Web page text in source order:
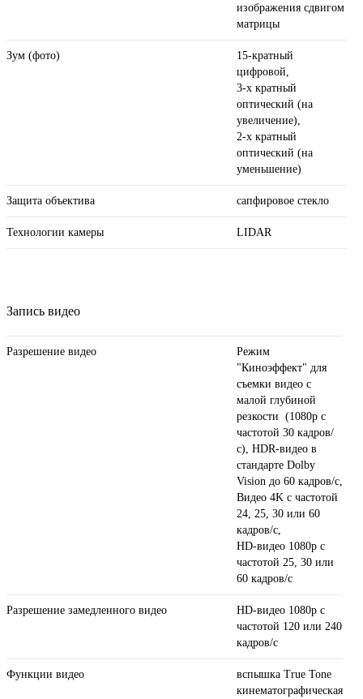
изображения сдвигом
матрицы
Зум (фото)
15-кратный
цифровой,
3-х кратный
оптический (на
увеличение),
2-х кратный
оптический (на
уменьшение)
Защита объектива сапфировое стекло
Технологии камеры LIDAR
Запись видео
Разрешение видео
Режим
"Киноэффект" для
съемки видео с
малой глубиной
резкости (1080p с
частотой 30 кадров/
с), HDR‑видео в
стандарте Dolby
Vision до 60 кадров/ с,
Видео 4K с частотой
24, 25, 30 или 60
кадров/ с,
HD-видео 1080p с
частотой 25, 30 или
60 кадров/ с
Разрешение замедленного видео
HD-видео 1080р c
частотой 120 или 240
кадров/ с
Функции видео
вспышка True Tone
кинематографическая